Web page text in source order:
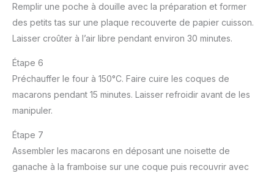
Remplir une poche à douille avec la préparation et former
des petits tas sur une plaque recouverte de papier cuisson.
Laisser croûter à l’air libre pendant environ 30 minutes.
Étape 6
Préchauffer le four à 150°C. Faire cuire les coques de
macarons pendant 15 minutes. Laisser refroidir avant de les
manipuler.
Étape 7
Assembler les macarons en déposant une noisette de
ganache à la framboise sur une coque puis recouvrir avec